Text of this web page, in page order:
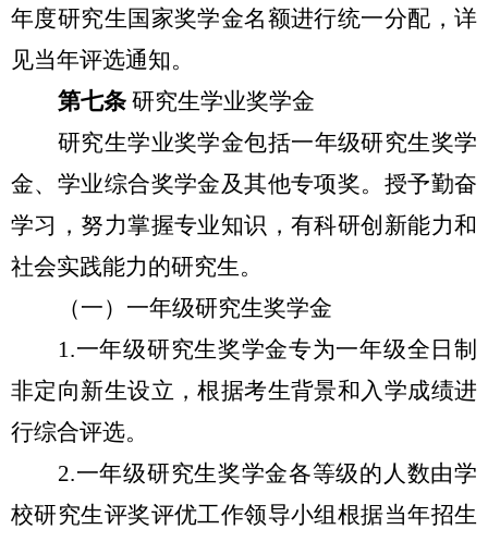
年度研究生国家奖学金名额进行统一分配，详
见当年评选通知。
第七条 研究生学业奖学金
研究生学业奖学金包括一年级研究生奖学
金、学业综合奖学金及其他专项奖。授予勤奋
学习，努力掌握专业知识，有科研创新能力和
社会实践能力的研究生。
（一）一年级研究生奖学金
1.一年级研究生奖学金专为一年级全日制
非定向新生设立，根据考生背景和入学成绩进
行综合评选。
2.一年级研究生奖学金各等级的人数由学
校研究生评奖评优工作领导小组根据当年招生